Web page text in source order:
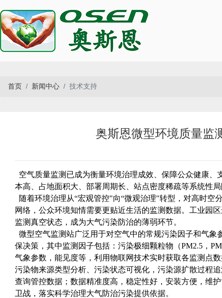
首页 新闻中心 技术支持
奥斯恩微型环境质量监
空气质量监测已成为衡量环境治理成效、保障公众健康
本高、占地面积大、部署周期长、站点密度稀疏等系统性
随着环境治理从“宏观管控"向“微观治理"转型，对高时空
网络，公众环境知情需要更贴近生活的监测数据。工业园
监测真空状态，成为大气污染防治的薄弱环节。
微型空气监测站广泛用于对空气中的常规污染因子和气
保决策，其中监测因子包括：污染极细颗粒物（PM2.5，
气象参数，能见度等，利用物联网技术实时获取各监测点
污染物来源类型分析、污染状态可视化，污染源扩散过程
查询管控数据；数据精准度高，稳定性好，安装方便，维
卫战，落实科学治理大气防治污染提供依据。